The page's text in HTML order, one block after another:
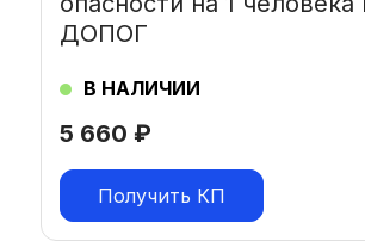
5 660 ₽
ДОПОГ
В НАЛИЧИИ
Получить КП